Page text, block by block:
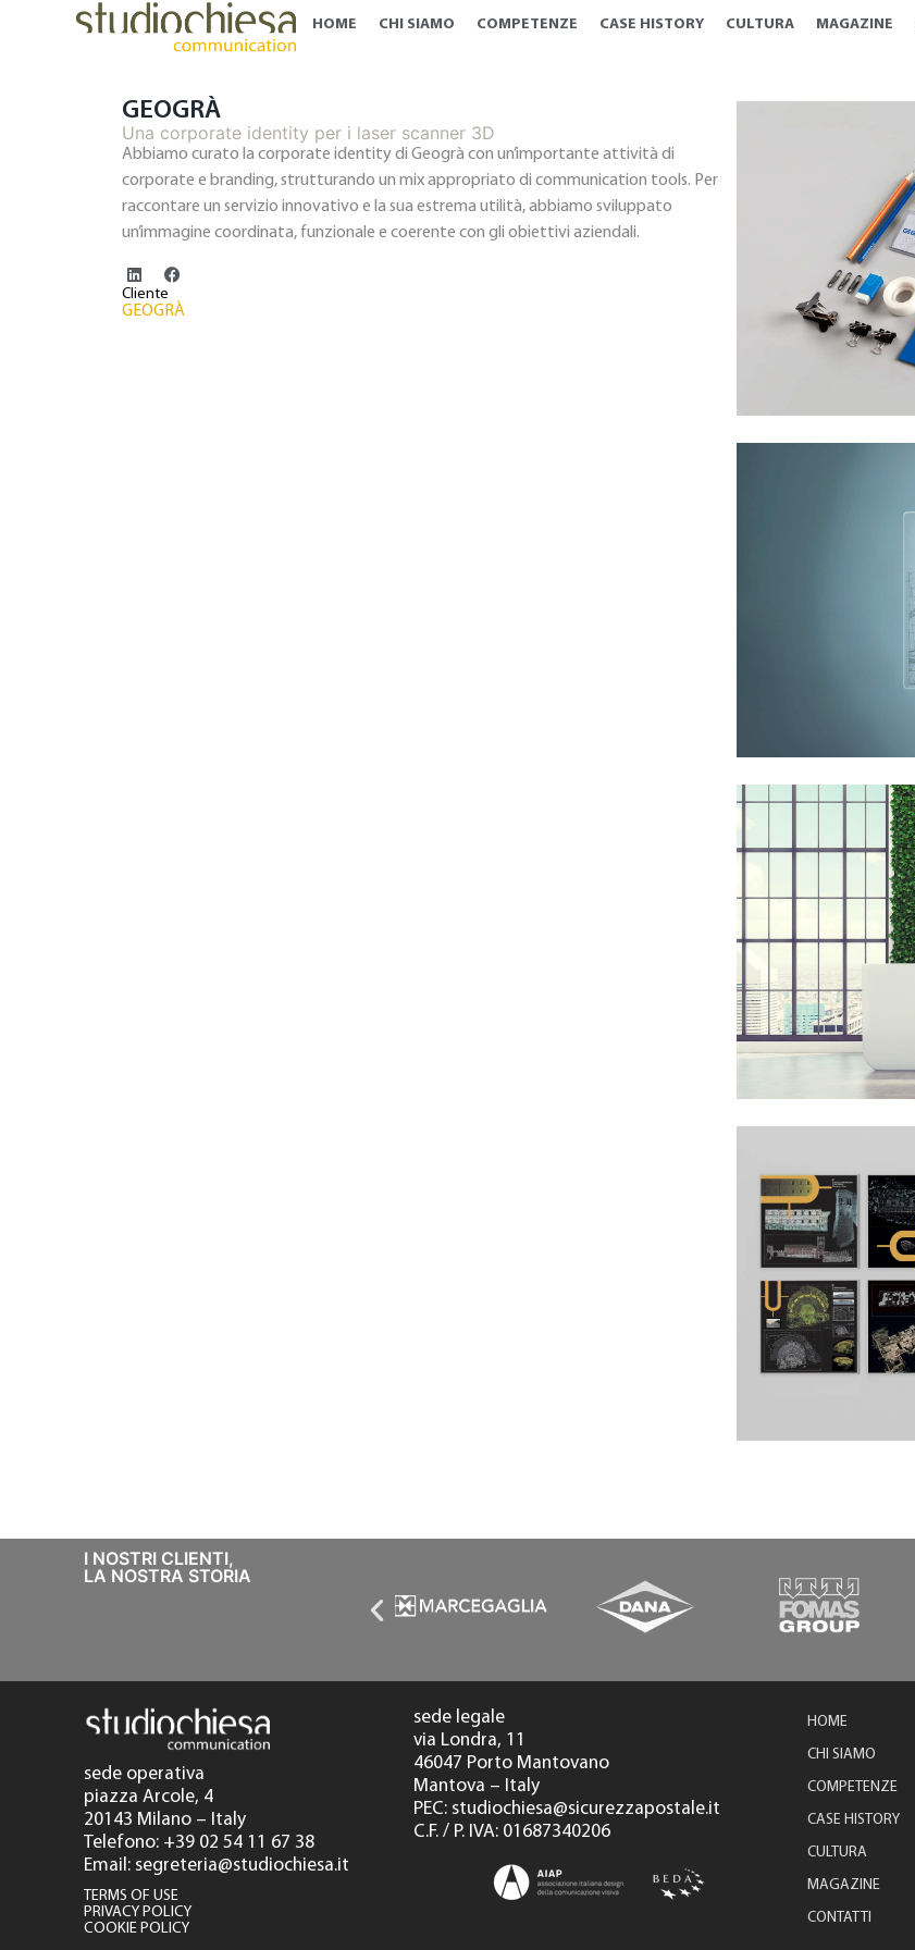
HOME CHI SIAMO COMPETENZE CASE HISTORY CULTURA MAGAZINE
GEOGRÀ
Una corporate identity per i laser scanner 3D
Abbiamo curato la corporate identity di Geogrà con un’importante attività di
corporate e branding, strutturando un mix appropriato di communication tools. Per
raccontare un servizio innovativo e la sua estrema utilità, abbiamo sviluppato
un’immagine coordinata, funzionale e coerente con gli obiettivi aziendali.
Cliente
GEOGRÀ
I NOSTRI CLIENTI,
LA NOSTRA STORIA
sede operativa
piazza Arcole, 4
20143 Milano – Italy
Telefono: +39 02 54 11 67 38
Email: segreteria@studiochiesa.it
TERMS OF USE
PRIVACY POLICY
COOKIE POLICY
sede legale
via Londra, 11
46047 Porto Mantovano
Mantova – Italy
PEC: studiochiesa@sicurezzapostale.it
C.F. / P. IVA: 01687340206
HOME
CHI SIAMO
COMPETENZE
CASE HISTORY
CULTURA
MAGAZINE
CONTATTI